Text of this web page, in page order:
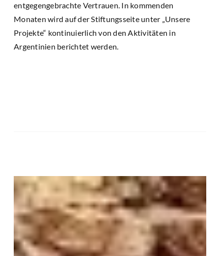
entgegengebrachte Vertrauen. In kommenden
Monaten wird auf der Stiftungsseite unter „Unsere
Projekte“ kontinuierlich von den Aktivitäten in
Argentinien berichtet werden.